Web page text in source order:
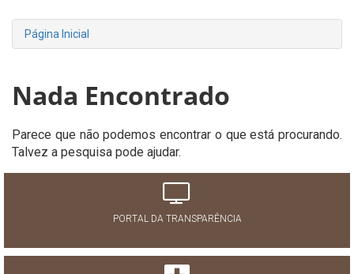
Página Inicial
Nada Encontrado
Parece que não podemos encontrar o que está procurando.
Talvez a pesquisa pode ajudar.
PORTAL DA TRANSPARÊNCIA